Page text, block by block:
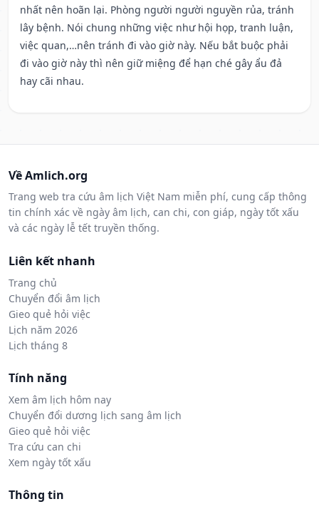
nhất nên hoãn lại. Phòng người người nguyền rủa, tránh
lây bệnh. Nói chung những việc như hội họp, tranh luận,
việc quan,…nên tránh đi vào giờ này. Nếu bắt buộc phải
đi vào giờ này thì nên giữ miệng để hạn ché gây ẩu đả
hay cãi nhau.
Về Amlich.org
Trang web tra cứu âm lịch Việt Nam miễn phí, cung cấp thông
tin chính xác về ngày âm lịch, can chi, con giáp, ngày tốt xấu
và các ngày lễ tết truyền thống.
Liên kết nhanh
Trang chủ
Chuyển đổi âm lịch
Gieo quẻ hỏi việc
Lịch năm 2026
Lịch tháng 8
Tính năng
Xem âm lịch hôm nay
Chuyển đổi dương lịch sang âm lịch
Gieo quẻ hỏi việc
Tra cứu can chi
Xem ngày tốt xấu
Thông tin